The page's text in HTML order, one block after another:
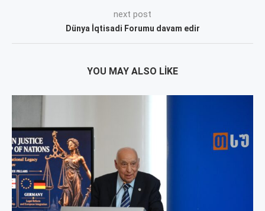
next post
Dünya İqtisadi Forumu davam edir
YOU MAY ALSO LIKE